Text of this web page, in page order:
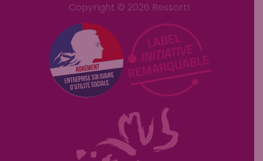
Copyright © 2026 Ressort!